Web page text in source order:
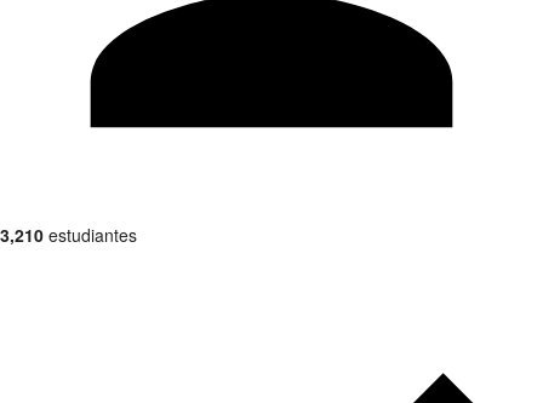
3,210 estudiantes